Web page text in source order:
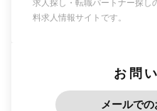
求人探し・転職パートナー探し
料求人情報サイトです。
お問
メールで